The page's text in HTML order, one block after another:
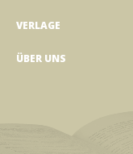
VERLAGE
ÜBER UNS